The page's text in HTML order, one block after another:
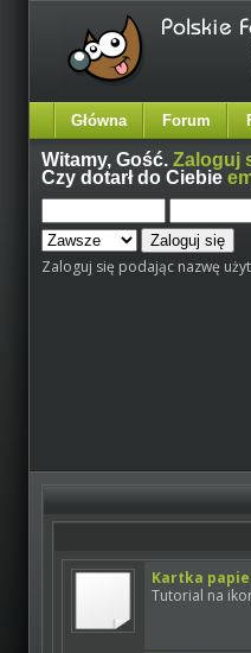
Główna Forum
Witamy, Gość. Zaloguj
Czy dotarł do Ciebie
Zaloguj się podając nazwę
Kartka
Tutorial na